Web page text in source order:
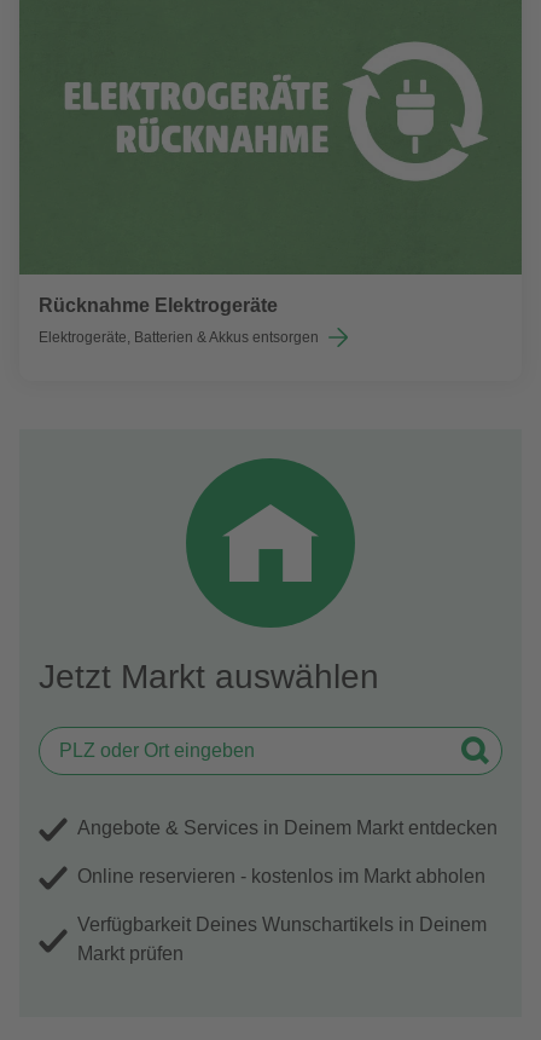
Rücknahme Elektrogeräte
Elektrogeräte, Batterien & Akkus entsorgen
Jetzt Markt auswählen
Angebote & Services in Deinem Markt entdecken
Online reservieren - kostenlos im Markt abholen
Verfügbarkeit Deines Wunschartikels in Deinem
Markt prüfen